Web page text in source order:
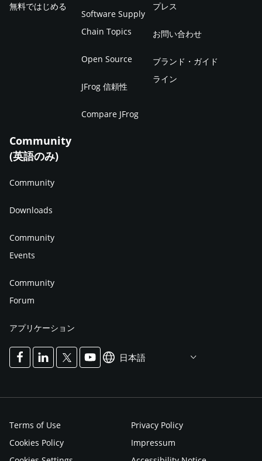
無料ではじめる
Software Supply
Chain Topics
Open Source
JFrog 信頼性
Compare JFrog
プレス
お問い合わせ
ブランド・ガイド
ライン
Community
(英語のみ)
Community
Downloads
Community
Events
Community
Forum
アプリケーション
日本語
Terms of Use
Privacy Policy
Cookies Policy
Impressum